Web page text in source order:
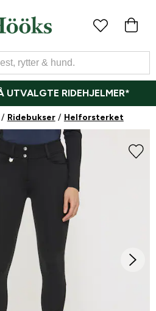
UTVALGTE RIDEHJELMER*
Ridebukser Helforsterket